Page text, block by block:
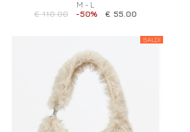
M - L
€ 110.00
-50% € 55.00
SALDI